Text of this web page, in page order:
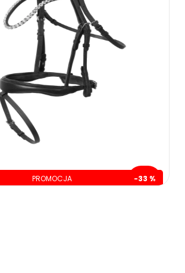
PROMOCJA -33 %